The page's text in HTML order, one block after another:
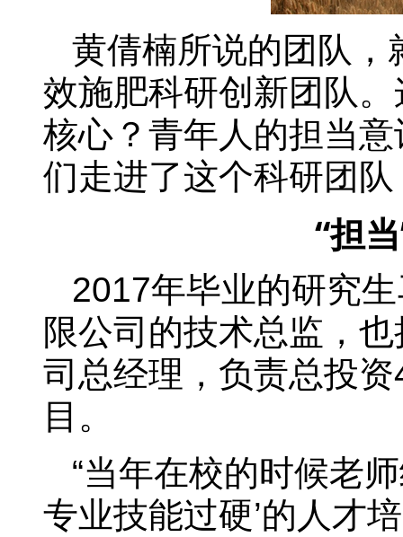
黄倩楠所说的团队，
效施肥科研创新团队
核心？青年人的担当
们走进了这个科研团
“担
2017年毕业的研究
限公司的技术总监，
司总经理，负责总投
目。
“当年在校的时候老
专业技能过硬’的人才